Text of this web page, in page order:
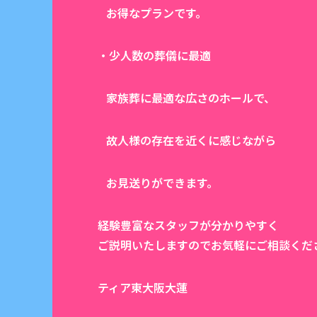
お得なプランです。
・少人数の葬儀に最適
家族葬に最適な広さのホールで、
故人様の存在を近くに感じながら
お見送りができます。
経験豊富なスタッフが分かりやすく
ご説明いたしますのでお気軽にご相談くだ
ティア東大阪大蓮